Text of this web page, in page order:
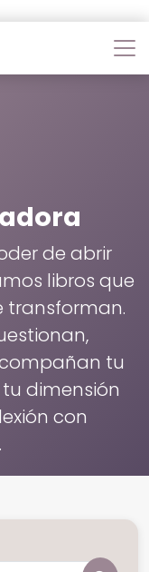
de abrir
libros que
transforman.
tu
dimensión
con